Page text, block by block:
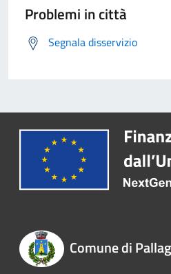
Problemi in città
Segnala disservizio
Comune di